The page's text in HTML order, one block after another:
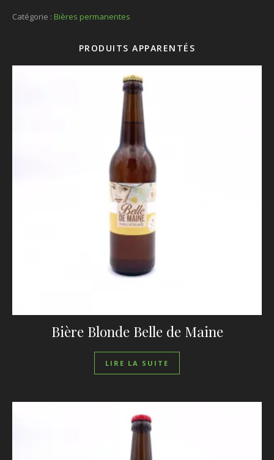
Catégorie : Bières permanentes
PRODUITS APPARENTÉS
Bière Blonde Belle de Maine
LIRE LA SUITE